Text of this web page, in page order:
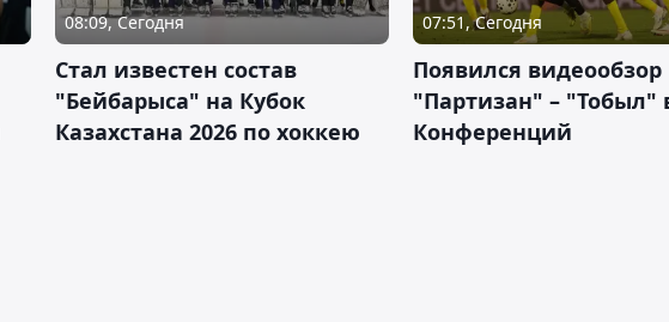
08:09, Сегодня
Стал известен состав
"Бейбарыса" на Кубок
Казахстана 2026 по хоккею
07:51, Сегодня
Появился
"Партизан" – "Тобыл"
Конференций